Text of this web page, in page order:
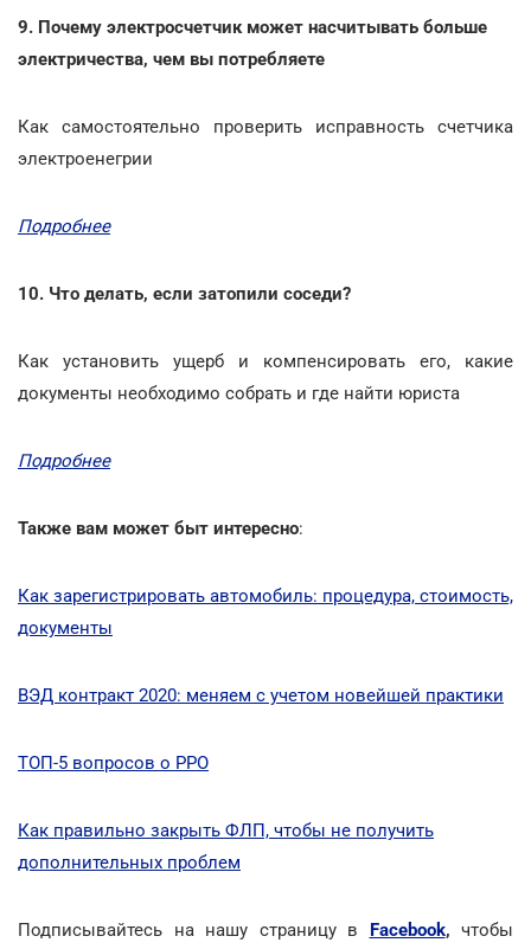
9. Почему электросчетчик может насчитывать больше
электричества, чем вы потребляете
Как самостоятельно проверить исправность счетчика
электроенегрии
Подробнее
10. Что делать, если затопили соседи?
Как установить ущерб и компенсировать его, какие
документы необходимо собрать и где найти юриста
Подробнее
Также вам может быт интересно:
Как зарегистрировать автомобиль: процедура, стоимость,
документы
ВЭД контракт 2020: меняем с учетом новейшей практики
ТОП-5 вопросов о РРО
Как правильно закрыть ФЛП, чтобы не получить
дополнительных проблем
Подписывайтесь на нашу страницу в Facebook, чтобы